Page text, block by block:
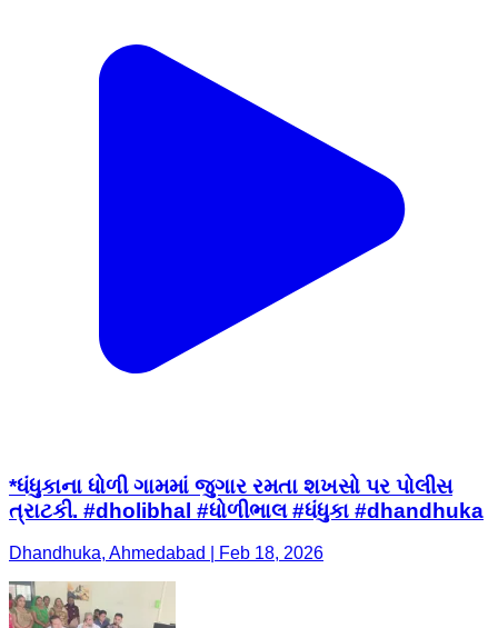
*ધંધુકાના ધોળી ગામમાં જુગાર રમતા શખસો પર પોલીસ
ત્રાટકી. #dholibhal #ધોળીભાલ #ધંધુકા #dhandhuka
Dhandhuka, Ahmedabad | Feb 18, 2026